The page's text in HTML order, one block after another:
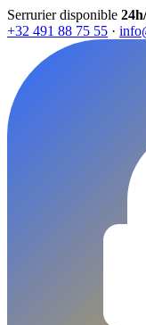
Serrurier disponible
+32 491 88 75 55 ·